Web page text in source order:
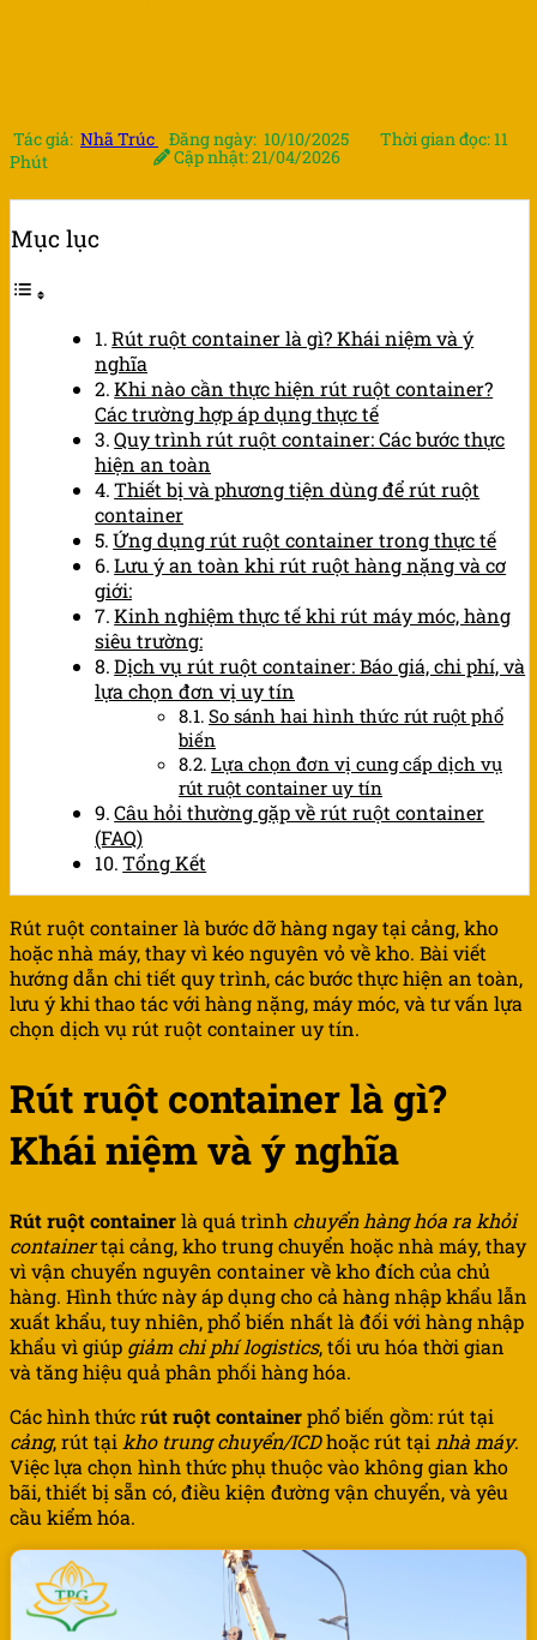
Tác giả: Nhã Trúc Đăng ngày: 10/10/2025
Thời gian đọc: 11
Phút
Cập nhật: 21/04/2026
Mục lục
Rút ruột container là gì? Khái niệm và ý
nghĩa
Khi nào cần thực hiện rút ruột container?
Các trường hợp áp dụng thực tế
Quy trình rút ruột container: Các bước thực
hiện an toàn
Thiết bị và phương tiện dùng để rút ruột
container
Ứng dụng rút ruột container trong thực tế
Lưu ý an toàn khi rút ruột hàng nặng và cơ
giới:
Kinh nghiệm thực tế khi rút máy móc, hàng
siêu trường:
Dịch vụ rút ruột container: Báo giá, chi phí, và
lựa chọn đơn vị uy tín
So sánh hai hình thức rút ruột phổ
biến
Lựa chọn đơn vị cung cấp dịch vụ
rút ruột container uy tín
Câu hỏi thường gặp về rút ruột container
(FAQ)
Tổng Kết
Rút ruột container là bước dỡ hàng ngay tại cảng, kho
hoặc nhà máy, thay vì kéo nguyên vỏ về kho. Bài viết
hướng dẫn chi tiết quy trình, các bước thực hiện an toàn,
lưu ý khi thao tác với hàng nặng, máy móc, và tư vấn lựa
chọn dịch vụ rút ruột container uy tín.
Rút ruột container là gì?
Khái niệm và ý nghĩa
Rút ruột containerlà quá trình chuyển hàng hóa ra khỏi
containertại cảng, kho trung chuyển hoặc nhà máy, thay
vì vận chuyển nguyên container về kho đích của chủ
hàng. Hình thức này áp dụng cho cả hàng nhập khẩu lẫn
xuất khẩu, tuy nhiên, phổ biến nhất là đối với hàng nhập
khẩu vì giúp giảm chi phí logistics, tối ưu hóa thời gian
và tăng hiệu quả phân phối hàng hóa.
Các hình thức rút ruột containerphổ biến gồm: rút tại
cảng, rút tại kho trung chuyển/ICDhoặc rút tại nhà máy.
Việc lựa chọn hình thức phụ thuộc vào không gian kho
bãi, thiết bị sẵn có, điều kiện đường vận chuyển, và yêu
cầu kiểm hóa.